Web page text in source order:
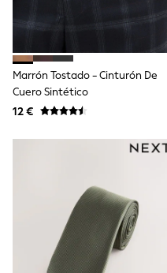
Trainers
School Shoes
Slippers
Boots
Wellies
Wide Fit
Shop All
Shirts
Poloshirts
Knitwear & Jumpers
Boys Shoes
Coats & Jackets
Sports & Swimwear
Marrón Tostado - Cinturón De
Cuero Sintético
12 €